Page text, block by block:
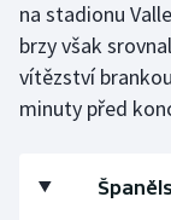
Stolní tenis
Triatlon
na stadionu
brzy však
vítězství
minuty před